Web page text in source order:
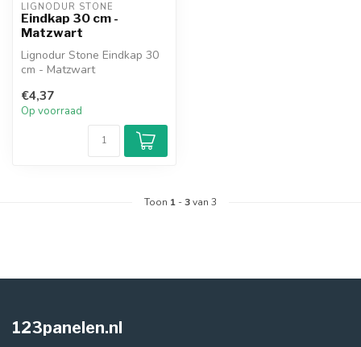
LIGNODUR STONE
Eindkap 30 cm -
Matzwart
Lignodur Stone Eindkap 30
cm - Matzwart
€4,37
Op voorraad
Toon 1 -3van 3
123panelen.nl